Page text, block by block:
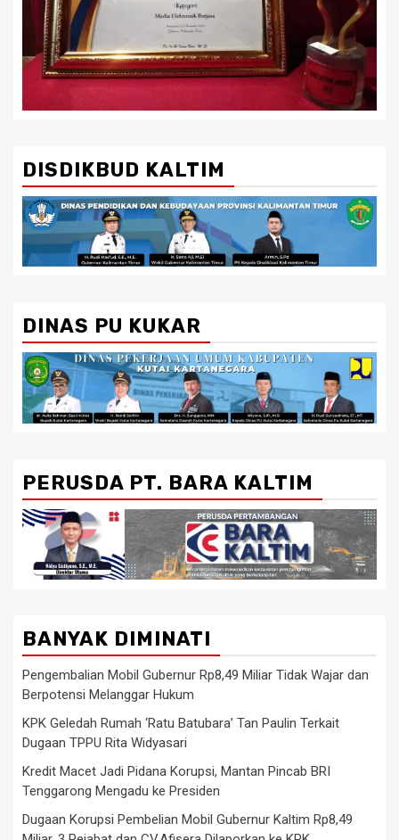
DISDIKBUD KALTIM
DINAS PU KUKAR
PERUSDA PT. BARA KALTIM
BANYAK DIMINATI
Pengembalian Mobil Gubernur Rp8,49 Miliar Tidak Wajar dan
Berpotensi Melanggar Hukum
KPK Geledah Rumah ‘Ratu Batubara’ Tan Paulin Terkait
Dugaan TPPU Rita Widyasari
Kredit Macet Jadi Pidana Korupsi, Mantan Pincab BRI
Tenggarong Mengadu ke Presiden
Dugaan Korupsi Pembelian Mobil Gubernur Kaltim Rp8,49